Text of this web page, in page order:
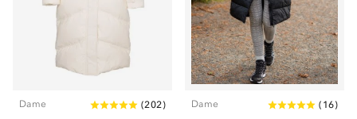
Dame (202) Dame ( 16)